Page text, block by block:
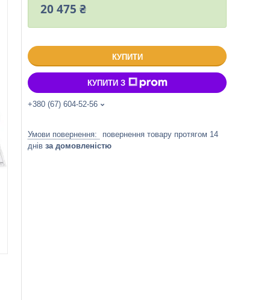
20 475 ₴
КУПИТИ
КУПИТИ З
+380 (67) 604-52-56
повернення товару протягом 14
днів за домовленістю